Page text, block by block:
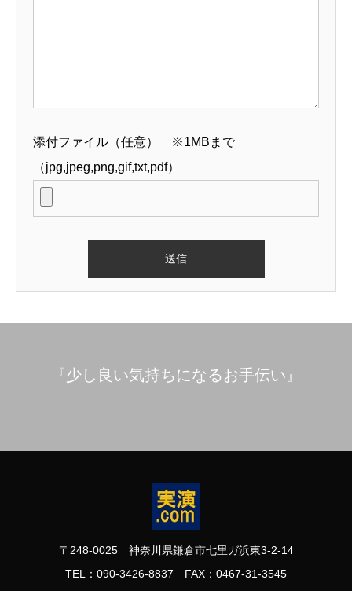
添付ファイル（任意） ※1MBまで
（jpg,jpeg,png,gif,txt,pdf）
『少し良い気持ちになるお手伝い』
〒248-0025 神奈川県鎌倉市七里ガ浜東3-2-14
TEL：090-3426-8837 FAX：0467-31-3545